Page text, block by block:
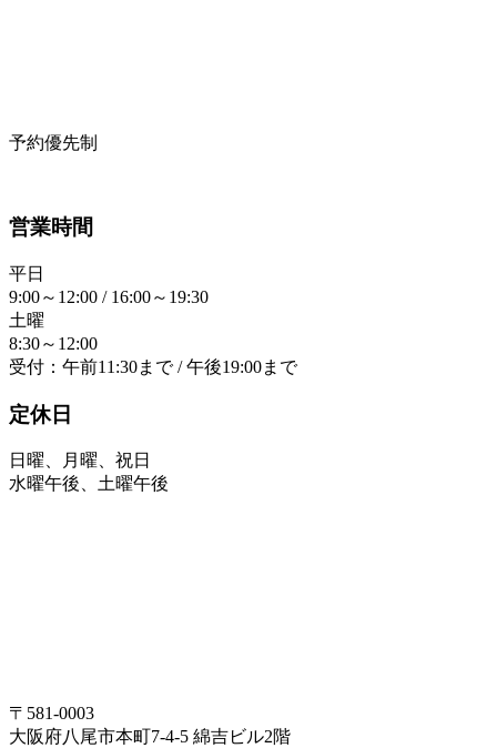
予約優先制
営業時間
平日
9:00～12:00 / 16:00～19:30
土曜
8:30～12:00
受付：午前11:30まで / 午後19:00まで
定休日
日曜、月曜、祝日
水曜午後、土曜午後
〒581-0003
大阪府八尾市本町7-4-5 綿吉ビル2階